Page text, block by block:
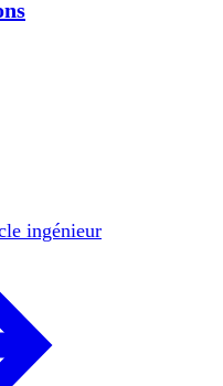
ingénieur